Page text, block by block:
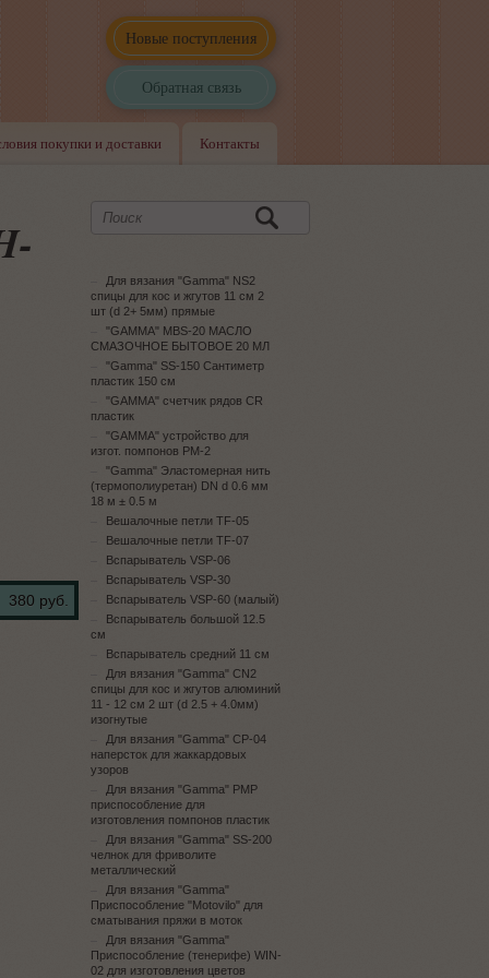
Новые поступления
Обратная связь
покупки и доставки Контакты
380 руб.
Для вязания "Gamma" NS2
спицы для кос и жгутов 11 см 2
шт (d 2+ 5мм) прямые
"GAMMA" MBS-20 МАСЛО
СМАЗОЧНОЕ БЫТОВОЕ 20 МЛ
"Gamma" SS-150 Сантиметр
пластик 150 см
"GAMMA" счетчик рядов CR
пластик
"GAMMA" устройство для
изгот. помпонов PM-2
"Gamma" Эластомерная нить
(термополиуретан) DN d 0.6 мм
18 м ± 0.5 м
Вешалочные петли TF-05
Вешалочные петли TF-07
Вспарыватель VSP-06
Вспарыватель VSP-30
Вспарыватель VSP-60 (малый)
Вспарыватель большой 12.5
см
Вспарыватель средний 11 см
Для вязания "Gamma" CN2
спицы для кос и жгутов алюминий
11 - 12 см 2 шт (d 2.5 + 4.0мм)
изогнутые
Для вязания "Gamma" CP-04
наперсток для жаккардовых
узоров
Для вязания "Gamma" PMP
приспособление для
изготовления помпонов пластик
Для вязания "Gamma" SS-200
челнок для фриволите
металлический
Для вязания "Gamma"
Приспособление "Motovilo" для
сматывания пряжи в моток
Для вязания "Gamma"
Приспособление (тенерифе) WIN-
02 для изготовления цветов